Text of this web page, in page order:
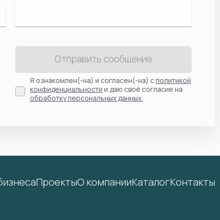
Отправить сообщение
Я ознакомлен(-на) и согласен(-на) сполитикой
конфиденциальности и даю своё согласие на
обработку персональных данных.
ПроектыО компанииКаталогКонтакты